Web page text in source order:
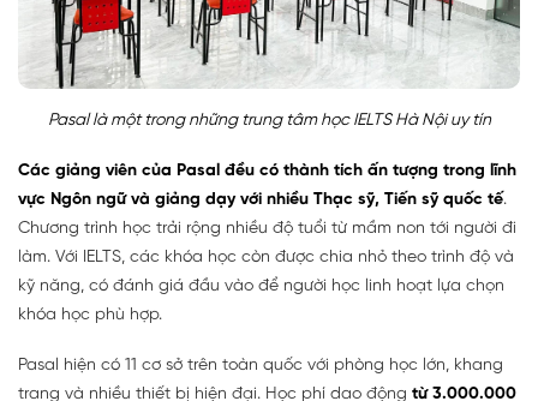
Pasal là một trong những trung tâm học IELTS Hà Nội uy tín
Các giảng viên của Pasal đều có thành tích ấn tượng trong lĩnh
vực Ngôn ngữ và giảng dạy với nhiều Thạc sỹ, Tiến sỹ quốc tế.
Chương trình học trải rộng nhiều độ tuổi từ mầm non tới người đi
làm. Với IELTS, các khóa học còn được chia nhỏ theo trình độ và
kỹ năng, có đánh giá đầu vào để người học linh hoạt lựa chọn
khóa học phù hợp.
Pasal hiện có 11 cơ sở trên toàn quốc với phòng học lớn, khang
trang và nhiều thiết bị hiện đại. Học phí dao động từ 3.000.000